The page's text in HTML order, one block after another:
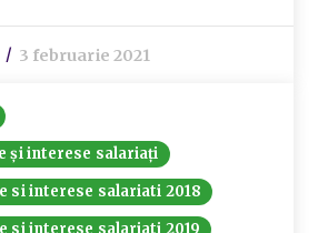
3 februarie 2021
și interese salariați
si interese salariati 2018
si interese salariati 2019